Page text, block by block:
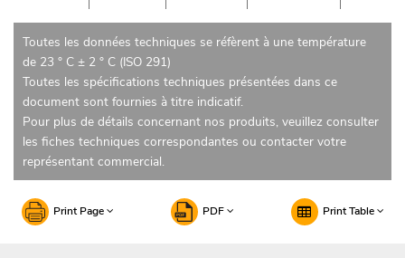
Toutes les données techniques se réfèrent à une température
de 23 ° C ± 2 ° C (ISO 291)
Toutes les spécifications techniques présentées dans ce
document sont fournies à titre indicatif.
Pour plus de détails concernant nos produits, veuillez consulter
les fiches techniques correspondantes ou contacter votre
représentant commercial.
Print Page PDF Print Table